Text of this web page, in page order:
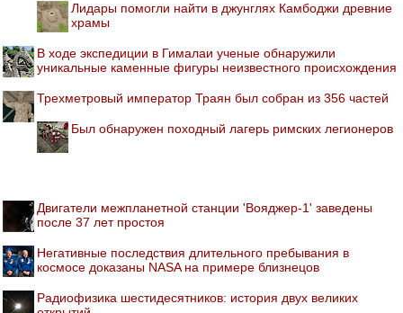
Лидары помогли найти в джунглях Камбоджи древние
храмы
В ходе экспедиции в Гималаи ученые обнаружили
уникальные каменные фигуры неизвестного происхождения
Трехметровый император Траян был собран из 356 частей
Был обнаружен походный лагерь римских легионеров
Двигатели межпланетной станции 'Вояджер-1' заведены
после 37 лет простоя
Негативные последствия длительного пребывания в
космосе доказаны NASA на примере близнецов
Радиофизика шестидесятников: история двух великих